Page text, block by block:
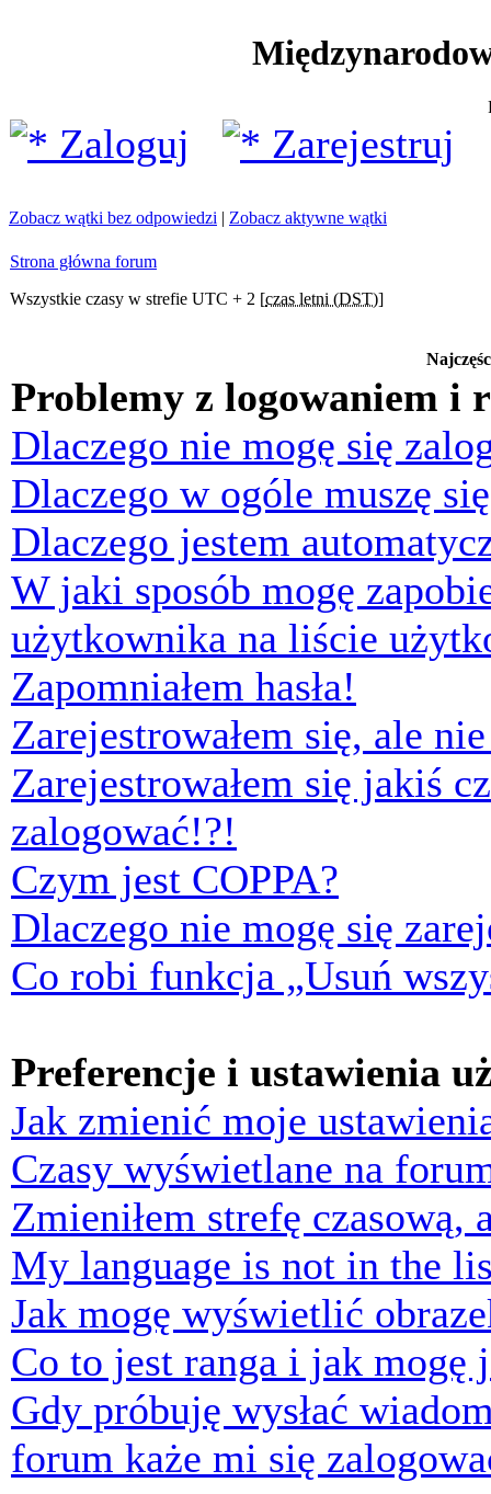
Zaloguj Zarejestruj
Zobacz wątki bez odpowiedzi | Zobacz aktywne wątki
Strona główna forum
Wszystkie czasy w strefie UTC + 2 [czas letni (DST)]
Problemy z logowaniem i
Dlaczego nie mogę się
Dlaczego w ogóle muszę
Dlaczego jestem
W jaki sposób mogę
użytkownika na liście
Zapomniałem hasła!
Zarejestrowałem się, ale
Zarejestrowałem się jakiś
zalogować!?!
Czym jest COPPA?
Dlaczego nie mogę się
Co robi funkcja „Usuń
Preferencje i ustawienia
Jak zmienić moje
Czasy wyświetlane na
Zmieniłem strefę czasową,
My language is not in the
Jak mogę wyświetlić
Co to jest ranga i jak mogę
Gdy próbuję wysłać
forum każe mi się